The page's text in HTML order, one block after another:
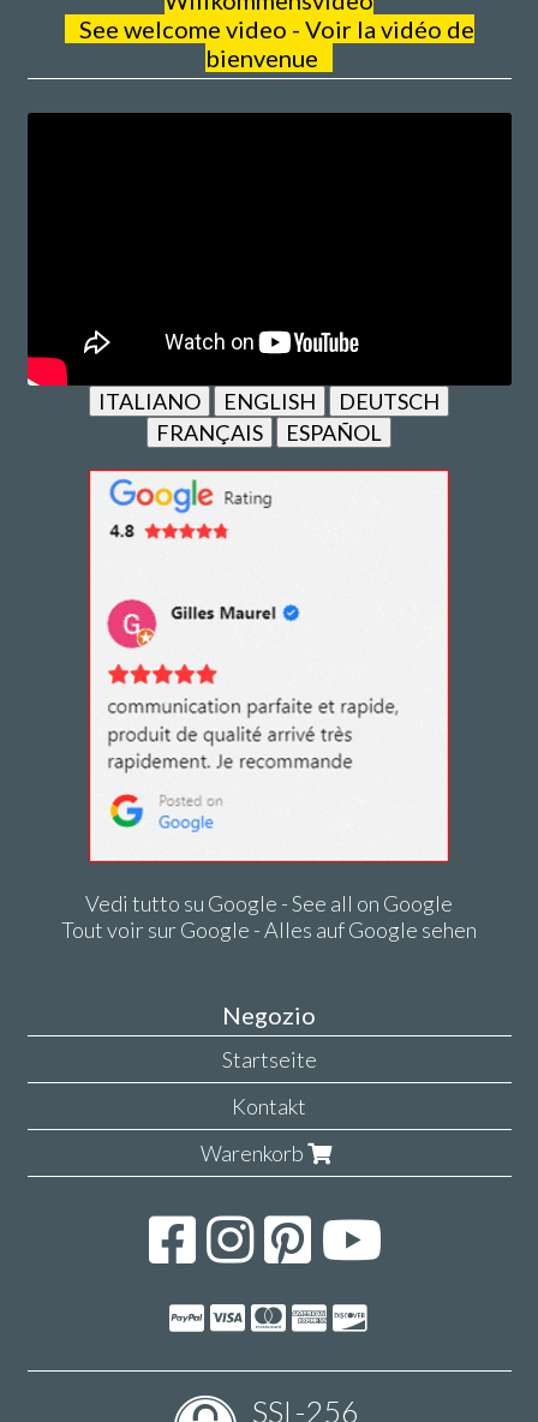
See welcome video - Voir la vidéo de
bienvenue
ITALIANO ENGLISH
DEUTSCH
FRANÇAIS
ESPAÑOL
Vedi tutto su Google - See all on Google
Tout voir sur Google - Alles auf Google sehen
Negozio
Startseite
Kontakt
Warenkorb
SSL-256